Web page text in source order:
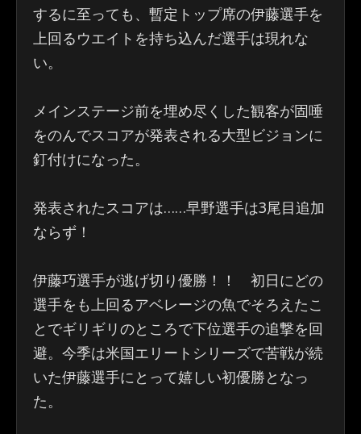
するに至っても、暫定トップ席の伊藤選手を
上回るウエイトを持ち込んだ選手は現れな
い。
メインステージ前を埋め尽くした観客が固唾
をのんでスコアが発表される大型ビジョンに
釘付けになった。
発表されたスコアは……早野選手は3尾目追加
ならず！
伊藤巧選手が逃げ切り優勝！！ 初日にどの
選手をも上回るアベレージの魚でそろえたこ
とでギリギリのところで下位選手の追撃を回
避。今季は米国エリートシリーズで苦戦が続
いた伊藤選手にとって嬉しい初優勝となっ
た。